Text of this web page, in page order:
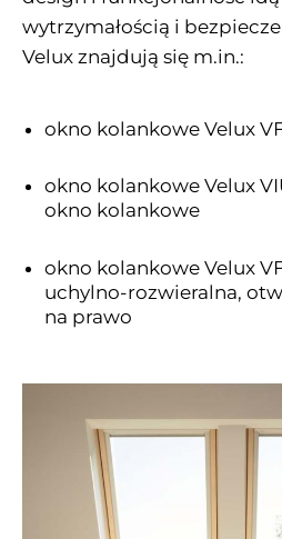
wytrzymałością i
Velux znajdują się m.in.:
okno kolankowe Velux
okno kolankowe Velux
okno kolankowe
okno kolankowe Velux
uchylno-rozwieralna,
na prawo